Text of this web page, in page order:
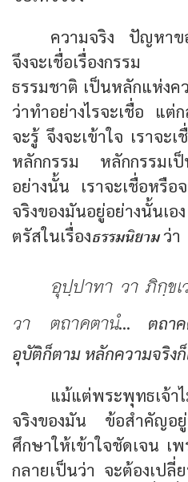
ความจริง ปัญหาขอ
จึงจะเชื่อเรื่องกรรม
ธรรมชาติ เป็นหลักแห่งค
ว่าทำอย่างไรจะเชื่อ แต่
จะรู้ จึงจะเข้าใจ เราจะ
หลักกรรม หลักกรรมเ
อย่างนั้น เราจะเชื่อหรือ
จริงของมันอยู่อย่างนั้นเ
ตรัสในเรื่องธรรมนิยามว่า
อุปฺปาทา วา ภิกฺข
วา ตถาคตานํ… ตถา
อุบัติก็ตาม หลักความจริง
แม้แต่พระพุทธเจ้
จริงของมัน ข้อสำคัญอยู่
ศึกษาให้เข้าใจชัดเจน เ
กลายเป็นว่า จะต้องเปลี่